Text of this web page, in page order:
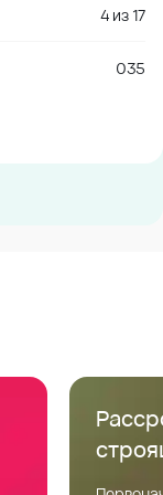
4 из17
035